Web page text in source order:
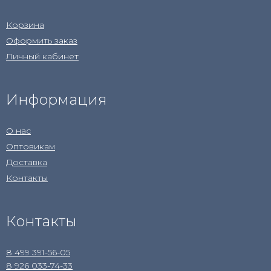
Корзина
Оформить заказ
Личный кабинет
Информация
О нас
Оптовикам
Доставка
Контакты
Контакты
8 499 391-56-05
8 926 033-74-33